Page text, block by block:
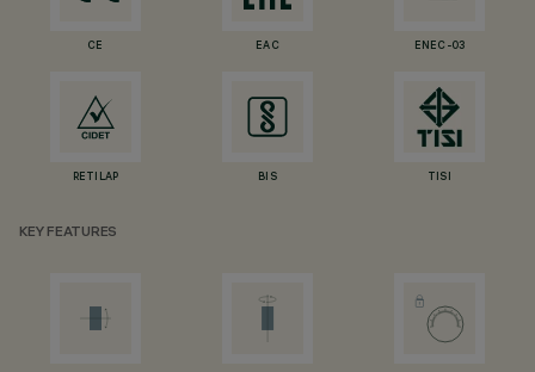
CE EAC ENEC-03
RETILAP BIS TISI
KEY FEATURES